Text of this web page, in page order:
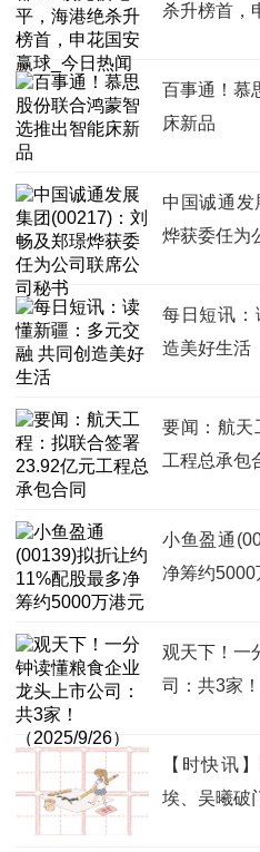
杀升榜首，
百事通！慕
床新品
中国诚通发
烨获委任为
每日短讯：
造美好生活
要闻：航天
工程总承包
小鱼盈通
净筹约5000
观天下！一
司：共3家
【时快讯
埃、吴曦破